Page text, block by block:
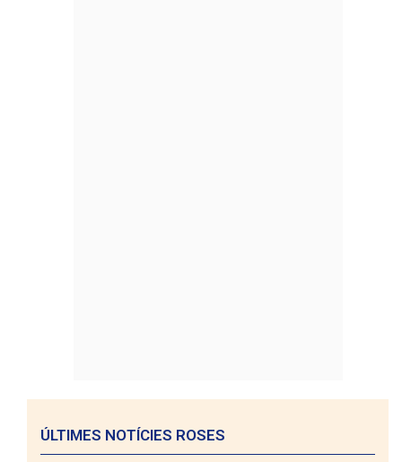
ÚLTIMES NOTÍCIES ROSES